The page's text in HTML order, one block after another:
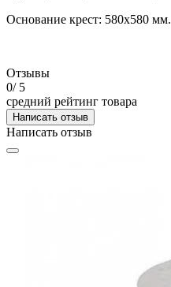
Основание крест: 580х580 мм.
Отзывы
0/ 5
средний рейтинг товара
Написать отзыв
Написать отзыв